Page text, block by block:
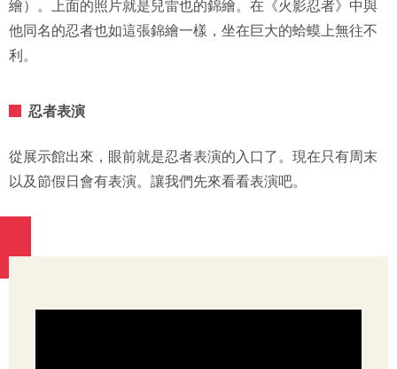
繪）。上面的照片就是兒雷也的錦繪。在《火影忍者》中與
他同名的忍者也如這張錦繪一樣，坐在巨大的蛤蟆上無往不
利。
忍者表演
從展示館出來，眼前就是忍者表演的入口了。現在只有周末
以及節假日會有表演。讓我們先來看看表演吧。